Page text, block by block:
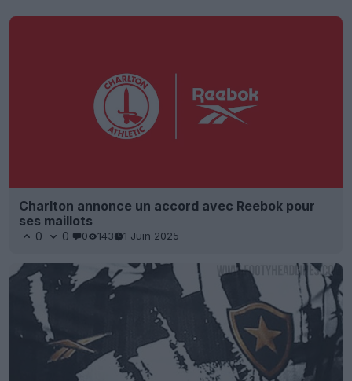
Charlton annonce un accord avec Reebok pour
ses maillots
0 0 0 143 1 Juin 2025